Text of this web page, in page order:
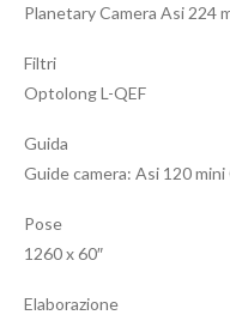
Planetary Camera Asi 224
Filtri
Optolong L-QEF
Guida
Guide camera: Asi 120
Pose
1260 x 60″
Elaborazione